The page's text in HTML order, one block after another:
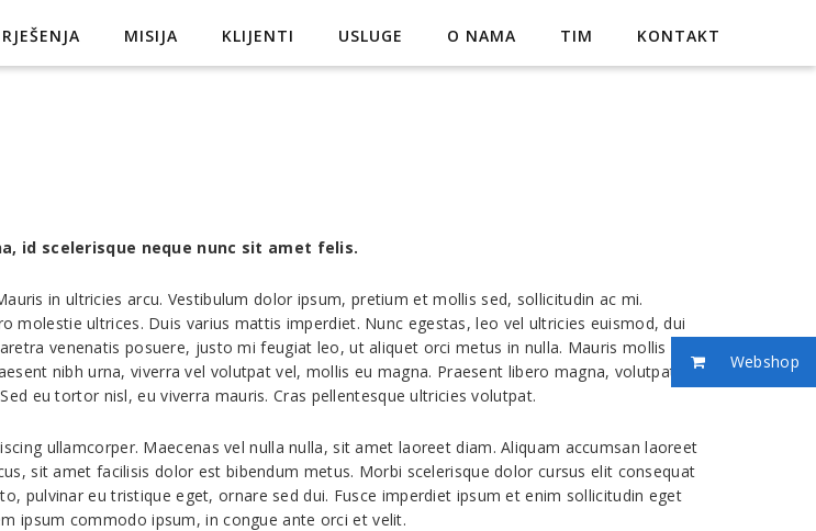
RJEŠENJA MISIJA KLIJENTI USLUGE O NAMA TIM KONTAKT
id scelerisque neque nunc sit amet felis.
in ultricies arcu. Vestibulum dolor ipsum, pretium et mollis sed, sollicitudin ac mi.
molestie ultrices. Duis varius mattis imperdiet. Nunc egestas, leo vel ultricies euismod, dui
venenatis posuere, justo mi feugiat leo, ut aliquet orci metus in nulla. Mauris mollis
nibh urna, viverra vel volutpat vel, mollis eu magna. Praesent libero magna, volutpat vel
eu tortor nisl, eu viverra mauris. Cras pellentesque ultricies volutpat.
ullamcorper. Maecenas vel nulla nulla, sit amet laoreet diam. Aliquam accumsan laoreet
sit amet facilisis dolor est bibendum metus. Morbi scelerisque dolor cursus elit consequat
pulvinar eu tristique eget, ornare sed dui. Fusce imperdiet ipsum et enim sollicitudin eget
ipsum commodo ipsum, in congue ante orci et velit.
Webshop